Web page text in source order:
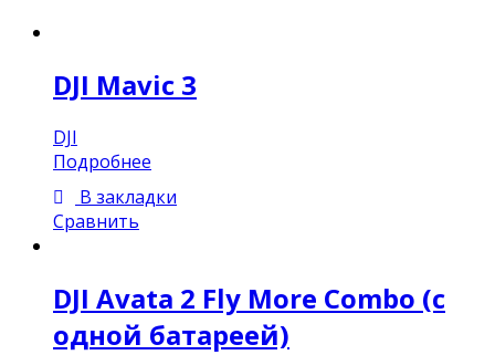
DJI Mavic 3
DJI
Подробнее
В закладки
Сравнить
DJI Avata 2 Fly More Combo (с
одной батареей)